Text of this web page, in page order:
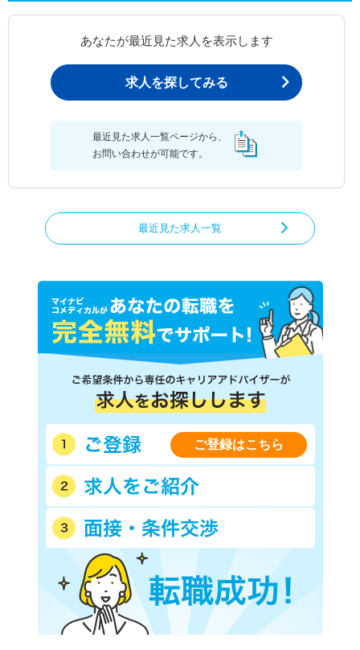
あなたが最近見た求人を表示します
求人を探してみる
最近見た求人一覧ページから、
お問い合わせが可能です。
最近見た求人一覧
ご登録はこちら